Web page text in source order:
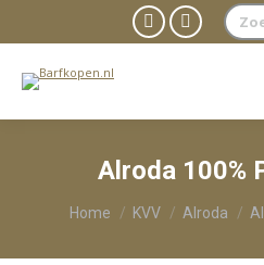
Facebook
in
window
WhatsApp
in
window
Alroda 100%
Je bent hier:
Home KVV Alroda